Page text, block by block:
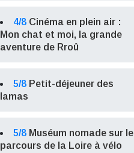
4/8 Cinéma en plein air :
Mon chat et moi, la grande
aventure de Rroû
5/8 Petit-déjeuner des
lamas
5/8 Muséum nomade sur le
parcours de la Loire à vélo